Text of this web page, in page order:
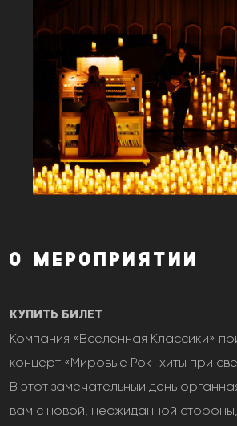
О МЕРОПРИЯТИИ
КУПИТЬ БИЛЕТ
Компания «Вселенная Классики»
концерт «Мировые Рок-хиты при
В этот замечательный день
вам с новой, неожиданной